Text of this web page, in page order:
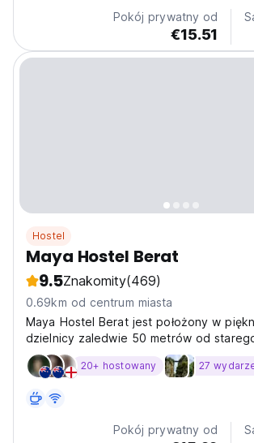
Pokój prywatny od
€15.51
Hostel
Maya Hostel Berat
9.5Znakomity(469)
0.69km od centrum miasta
Maya Hostel Berat jest położony w
dzielnicy zaledwie 50 metrów od
przestronny dom ma wspaniałe widoki
i stare miasto UNESCO.
20+ hostowany 27
Pokój prywatny od